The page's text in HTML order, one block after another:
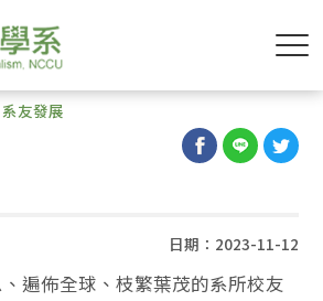
系友發展
日期：2023-11-12
遍佈全球、枝繁葉茂的系所校友